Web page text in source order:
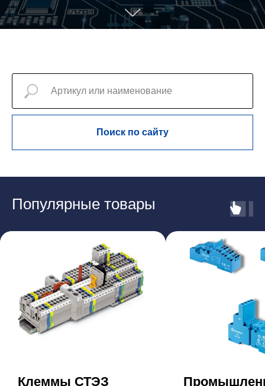
Поиск по сайту
Популярные товары
Клеммы СТЭЗ